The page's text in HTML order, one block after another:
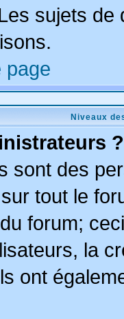
sujets
page
Niveaux
?
sont des
tout le
forum;
la
ont